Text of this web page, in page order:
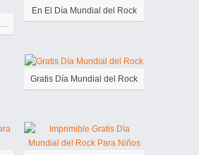
13 de Julio Día Mundial del Rock
En El Día Mundial del Rock
Gratis Día Mundial del Rock